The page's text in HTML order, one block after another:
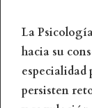
La
hacia su
persisten